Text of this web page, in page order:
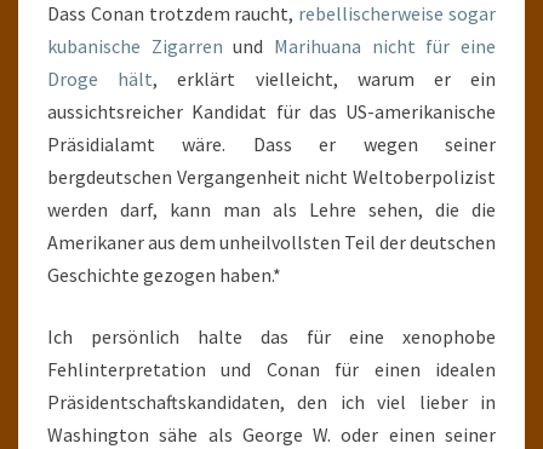
Dass Conan trotzdem raucht, rebellischerweise sogar
kubanische Zigarren und Marihuana nicht für eine
Droge hält, erklärt vielleicht, warum er ein
aussichtsreicher Kandidat für das US-amerikanische
Präsidialamt wäre. Dass er wegen seiner
bergdeutschen Vergangenheit nicht Weltoberpolizist
werden darf, kann man als Lehre sehen, die die
Amerikaner aus dem unheilvollsten Teil der deutschen
Geschichte gezogen haben.*
Ich persönlich halte das für eine xenophobe
Fehlinterpretation und Conan für einen idealen
Präsidentschaftskandidaten, den ich viel lieber in
Washington sähe als George W. oder einen seiner